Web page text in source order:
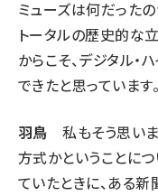
ミューズは何だったの
トータルの歴史的な
からこそ、デジタル・
できたと思っています。
羽鳥 私もそう思い
方式かということに
ていたときに、ある新